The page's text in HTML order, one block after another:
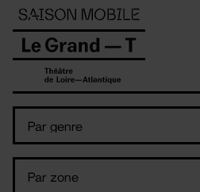
Panneau de gestion des cookies